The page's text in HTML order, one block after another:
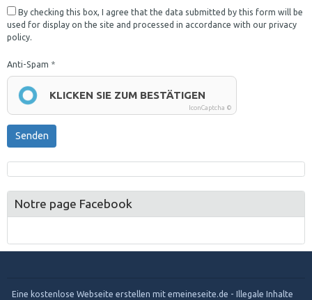
By checking this box, I agree that the data submitted by this form will be
used for display on the site and processed in accordance with our privacy
policy.
Anti-Spam
KLICKEN SIE ZUM BESTÄTIGEN
IconCaptcha ©
Senden
Notre page Facebook
Eine kostenlose Webseite erstellen mit emeineseite.de - Illegale Inhalte